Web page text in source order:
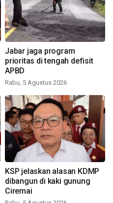
Jabar jaga program
prioritas di tengah defisit
APBD
Rabu, 5 Agustus 2026
KSP jelaskan alasan KDMP
dibangun di kaki gunung
Ciremai